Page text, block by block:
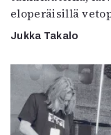
eloperäisillä
Jukka Takalo